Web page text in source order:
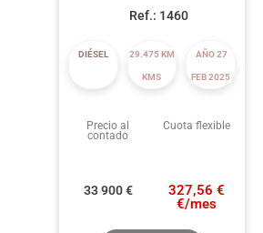
Ref.: 1460
DIÉSEL 29.475 KM
KMS
AÑO 27
FEB 2025
Precio al
contado
Cuota flexible
33 900€
327,56 €
€/mes